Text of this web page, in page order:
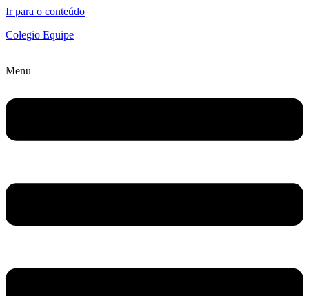
Ir para o conteúdo
Colegio Equipe
Menu